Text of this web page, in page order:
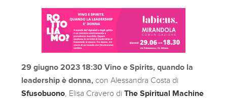
29 giugno 2023 18:30 Vino e Spirits, quando la
leadership è donna, con Alessandra Costa di
Sfusobuono , Elisa Cravero diThe Spiritual Machine